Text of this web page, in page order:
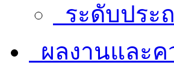
ระดับประ
ผลงานและค